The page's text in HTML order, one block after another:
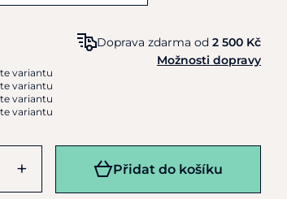
variantu
variantu
variantu
variantu
Doprava zdarma od 2 500 Kč
Možnosti dopravy
+ Přidat do košíku